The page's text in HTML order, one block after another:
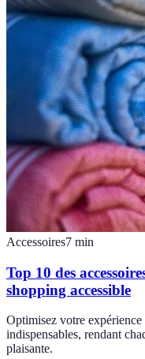
Accessoires7 min
Top 10 des
shopping accessible
Optimisez votre expérience
indispensables, rendant
plaisante.